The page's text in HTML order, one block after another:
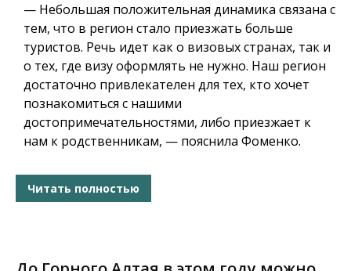
— Небольшая положительная динамика связана с
тем, что в регион стало приезжать больше
туристов. Речь идет как о визовых странах, так и
о тех, где визу оформлять не нужно. Наш регион
достаточно привлекателен для тех, кто хочет
познакомиться с нашими
достопримечательностями, либо приезжает к
нам к родственникам, — пояснила Фоменко.
Читать полностью